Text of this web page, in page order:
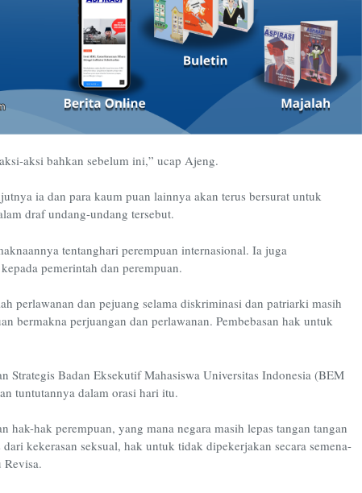
aksi bahkan sebelum ini,” ucap Ajeng.
ia dan para kaum puan lainnya akan terus bersurat untuk
draf undang-undang tersebut.
tentanghari perempuan internasional. Ia juga
pemerintah dan perempuan.
perlawanan dan pejuang selama diskriminasi dan patriarki masih
bermakna perjuangan dan perlawanan. Pembebasan hak untuk
Strategis Badan Eksekutif Mahasiswa Universitas Indonesia (BEM
tuntutannya dalam orasi hari itu.
hak-hak perempuan, yang mana negara masih lepas tangan tangan
kekerasan seksual, hak untuk tidak dipekerjakan secara semena-
Revisa.